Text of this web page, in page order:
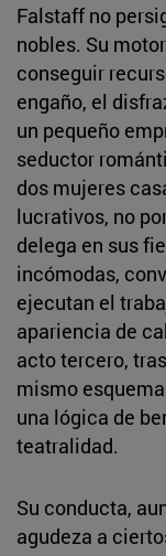
Falstaff no
nobles. Su
conseguir
engaño, el
un pequeño
seductor
dos mujeres
lucrativos, no
delega en sus
incómodas,
ejecutan el
apariencia de
acto tercero,
mismo
una lógica de
teatralidad.
Su conducta,
agudeza a